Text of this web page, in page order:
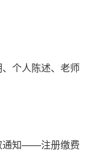
个人陈述、老师
知——注册缴费